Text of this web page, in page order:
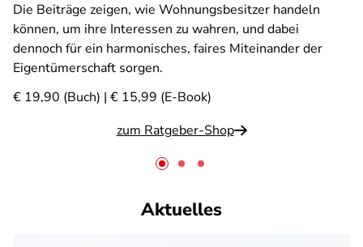
Die Beiträge zeigen, wie Wohnungsbesitzer handeln
können, um ihre Interessen zu wahren, und dabei
dennoch für ein harmonisches, faires Miteinander der
Eigentümerschaft sorgen.
€ 19,90 (Buch) | € 15,99 (E-Book)
zum Ratgeber-Shop
Aktuelles